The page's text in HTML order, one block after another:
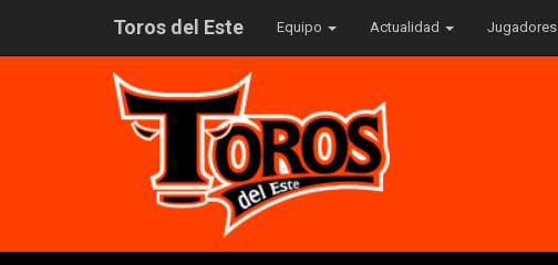
Toros del Este Equipo Actualidad Jugadores